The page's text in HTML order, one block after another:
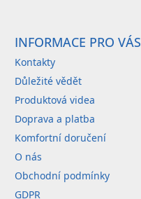
INFORMACE PRO VÁS
Kontakty
Důležité vědět
Produktová videa
Doprava a platba
Komfortní doručení
O nás
Obchodní podmínky
GDPR